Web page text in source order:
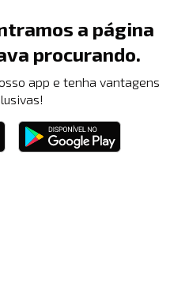
a página
procurando.
app e tenha vantagens